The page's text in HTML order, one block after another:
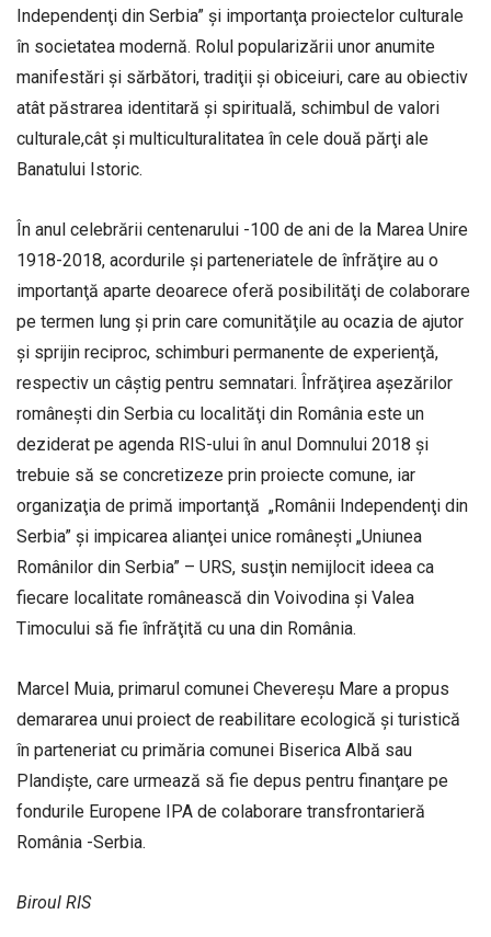
Independenţi din Serbia” şi importanţa proiectelor culturale
în societatea modernă. Rolul popularizării unor anumite
manifestări şi sărbători, tradiţii şi obiceiuri, care au obiectiv
atât păstrarea identitară şi spirituală, schimbul de valori
culturale,cât şi multiculturalitatea în cele două părţi ale
Banatului Istoric.
În anul celebrării centenarului -100 de ani de la Marea Unire
1918-2018, acordurile şi parteneriatele de înfrăţire au o
importanţă aparte deoarece oferă posibilităţi de colaborare
pe termen lung şi prin care comunităţile au ocazia de ajutor
şi sprijin reciproc, schimburi permanente de experienţă,
respectiv un câştig pentru semnatari. Înfrăţirea aşezărilor
româneşti din Serbia cu localităţi din România este un
deziderat pe agenda RIS-ului în anul Domnului 2018 şi
trebuie să se concretizeze prin proiecte comune, iar
organizaţia de primă importanţă „Românii Independenţi din
Serbia” şi impicarea alianţei unice românești „Uniunea
Românilor din Serbia” – URS, susţin nemijlocit ideea ca
fiecare localitate românească din Voivodina şi Valea
Timocului să fie înfrăţită cu una din România.
Marcel Muia, primarul comunei Chevereșu Mare a propus
demararea unui proiect de reabilitare ecologică şi turistică
în parteneriat cu primăria comunei Biserica Albă sau
Plandişte, care urmează să fie depus pentru finanţare pe
fondurile Europene IPA de colaborare transfrontarieră
România -Serbia.
Biroul RIS